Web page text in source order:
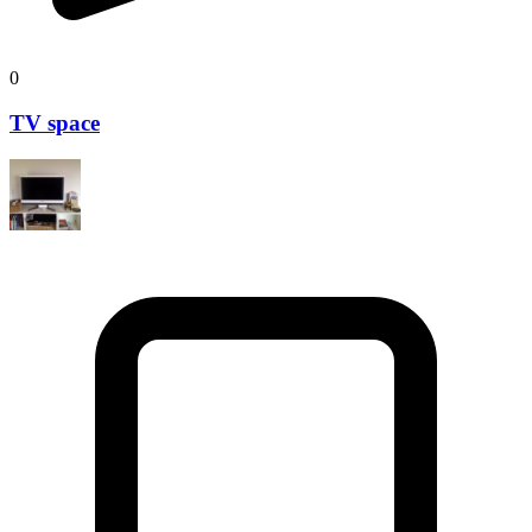
0
TV space